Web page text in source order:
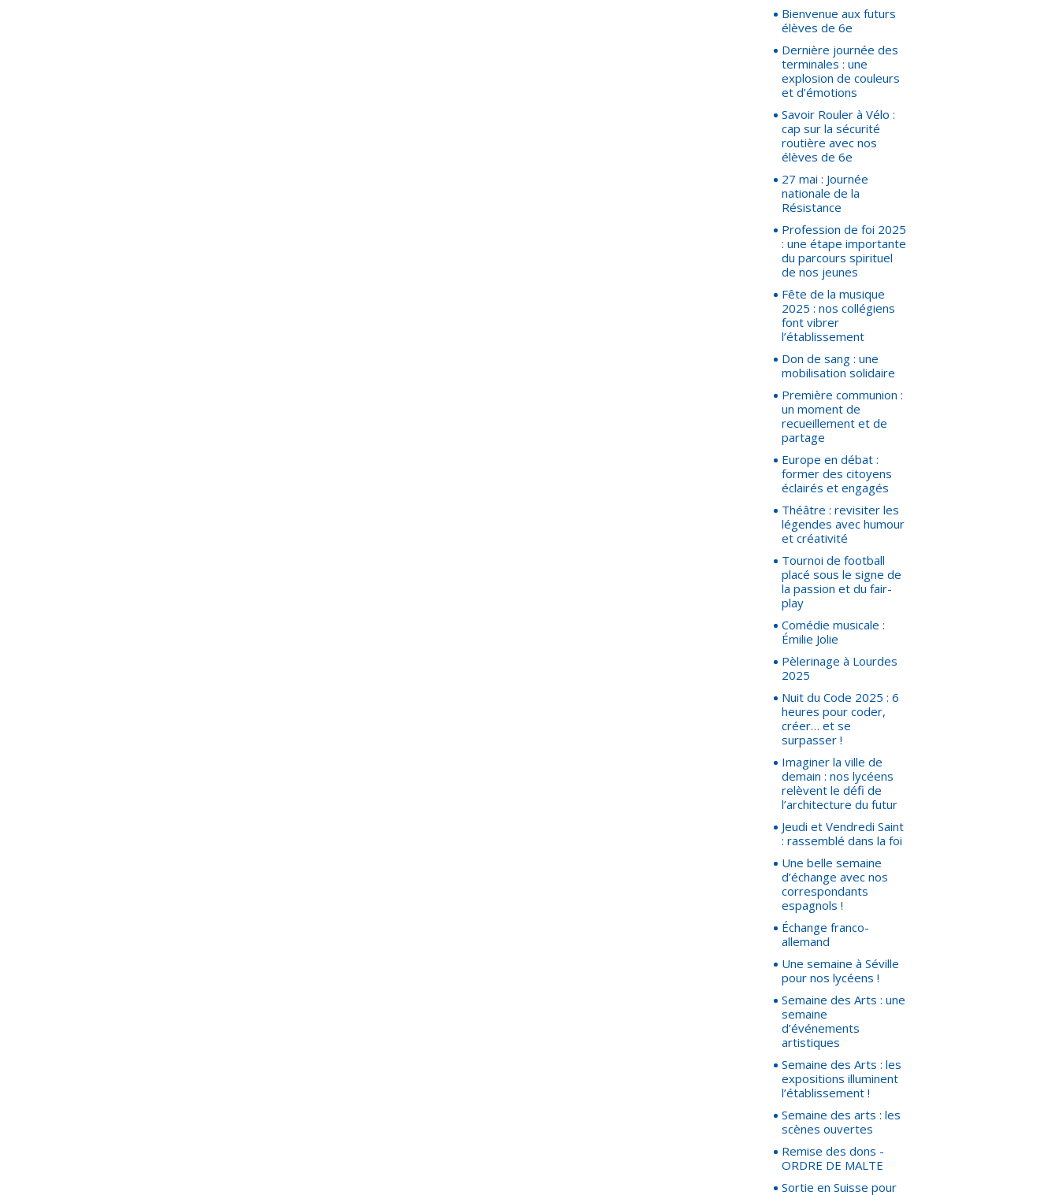
Bienvenue aux futurs
élèves de 6e
Dernière journée des
terminales : une
explosion de couleurs
et d’émotions
Savoir Rouler à Vélo :
cap sur la sécurité
routière avec nos
élèves de 6e
27 mai : Journée
nationale de la
Résistance
Profession de foi 2025
: une étape importante
du parcours spirituel
de nos jeunes
Fête de la musique
2025 : nos collégiens
font vibrer
l’établissement
Don de sang : une
mobilisation solidaire
Première communion :
un moment de
recueillement et de
partage
Europe en débat :
former des citoyens
éclairés et engagés
Théâtre : revisiter les
légendes avec humour
et créativité
Tournoi de football
placé sous le signe de
la passion et du fair-
play
Comédie musicale :
Émilie Jolie
Pèlerinage à Lourdes
2025
Nuit du Code 2025 : 6
heures pour coder,
créer… et se
surpasser !
Imaginer la ville de
demain : nos lycéens
relèvent le défi de
l’architecture du futur
Jeudi et Vendredi Saint
: rassemblé dans la foi
Une belle semaine
d’échange avec nos
correspondants
espagnols !
Échange franco-
allemand
Une semaine à Séville
pour nos lycéens !
Semaine des Arts : une
semaine
d’événements
artistiques
Semaine des Arts : les
expositions illuminent
l’établissement !
Semaine des arts : les
scènes ouvertes
Remise des dons -
ORDRE DE MALTE
Sortie en Suisse pour